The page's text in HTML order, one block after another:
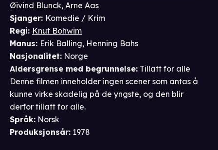
Øivind Blunck, Arne Aas
Sjanger: Komedie / Krim
Regi: Knut Bohwim
Manus: Erik Balling, Henning Bahs
Nasjonalitet: Norge
Aldersgrense med begrunnelse: Tillatt for alle
Denne filmen inneholder ingen scener som antas å
kunne virke skadelig på de yngste, og den blir
derfor tillatt for alle.
Språk: Norsk
Produksjonsår: 1978